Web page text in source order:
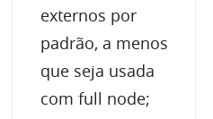
externos por
padrão, a menos
que seja usada
com full node;